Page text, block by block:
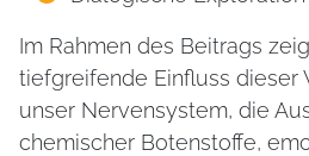
Im Rahmen des Beitrags
tiefgreifende Einfluss dieser
unser Nervensystem, die
chemischer Botenstoffe,